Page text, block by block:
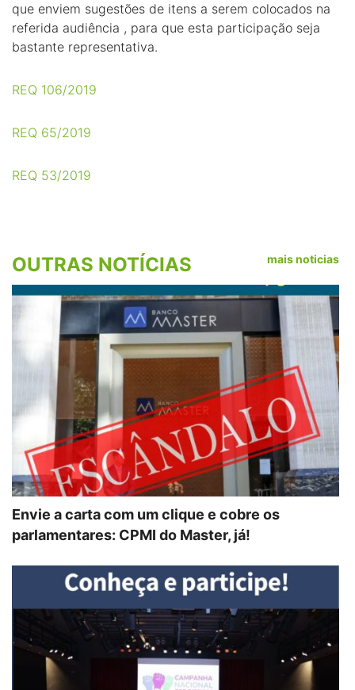
que enviem sugestões de itens a serem colocados na
referida audiência , para que esta participação seja
bastante representativa.
REQ 106/2019
REQ 65/2019
REQ 53/2019
OUTRAS NOTÍCIAS mais noticias
Envie a carta com um clique e cobre os
parlamentares: CPMI do Master, já!